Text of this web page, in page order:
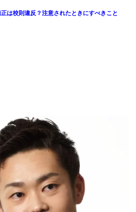
は校則違反？注意されたときにすべきこと